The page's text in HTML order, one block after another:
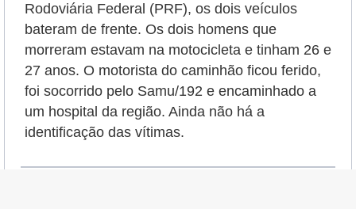
Rodoviária Federal (PRF), os dois veículos
bateram de frente. Os dois homens que
morreram estavam na motocicleta e tinham 26 e
27 anos. O motorista do caminhão ficou ferido,
foi socorrido pelo Samu/192 e encaminhado a
um hospital da região. Ainda não há a
identificação das vítimas.